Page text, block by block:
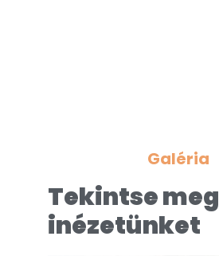
Galéria
Tekintse meg
inézetünket